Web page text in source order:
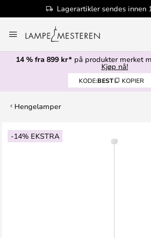
Lagerartikler sendes innen
til
innhold
14 % fra 899 kr* på produkter merket
Kjøp nå!
KODE:BEST KOPIER
Hengelamper
-14% EKSTRA
Gå
til